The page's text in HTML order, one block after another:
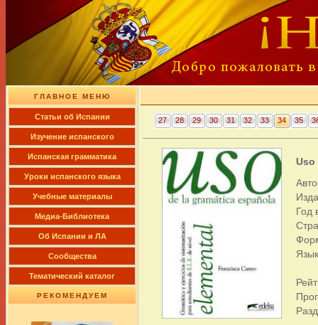
ГЛАВНОЕ МЕНЮ
Cтатьи об Испании
Изучение испанского
Испанская грамматика
Уроки испанского языка
Учебные материалы
Медиа-Библиотека
Об Испании и ЛА
Сообщества
Тематический каталог
РЕКОМЕНДУЕМ
27 28 29 30 31 32 33 34 35
Uso
Год